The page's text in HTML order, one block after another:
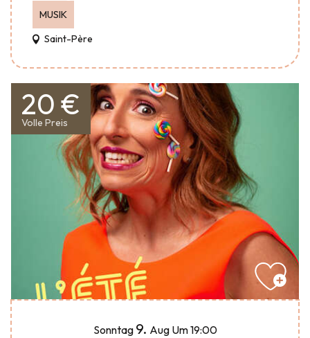
MUSIK
Saint-Père
20 €
Volle Preis
Sonntag 9. Aug Um 19:00